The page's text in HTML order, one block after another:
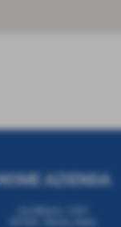
AZIENDA